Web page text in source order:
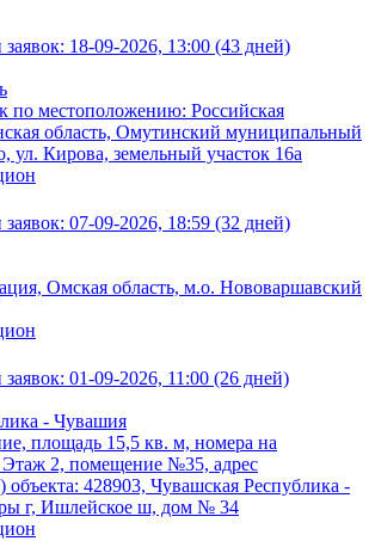
18-09-2026, 13:00 (43 дней)
по местоположению: Российская
область, Омутинский муниципальный
ул. Кирова, земельный участок 16а
07-09-2026, 18:59 (32 дней)
Омская область, м.о. Нововаршавский
01-09-2026, 11:00 (26 дней)
- Чувашия
площадь 15,5 кв. м, номера на
2, помещение №35, адрес
объекта: 428903, Чувашская Республика -
г, Ишлейское ш, дом № 34